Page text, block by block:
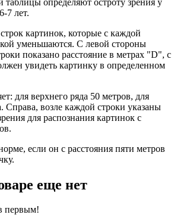
7 лет.
картинок, которые с каждой
уменьшаются. С левой стороны
показано расстояние в метрах "D", с
увидеть картинку в определенном
для верхнего ряда 50 метров, для
Справа, возле каждой строки указаны
для распознания картинок с
если он с расстояния пяти метров
еще нет
первым!